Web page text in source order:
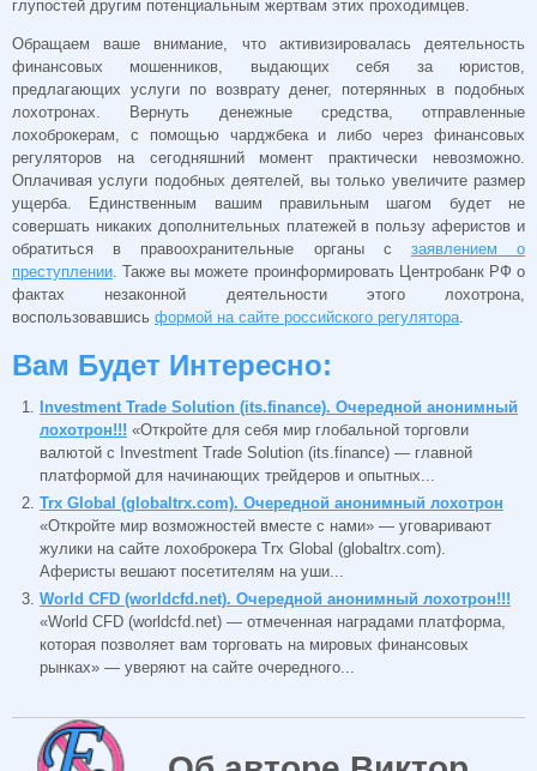
глупостей другим потенциальным жертвам этих проходимцев.
Обращаем ваше внимание, что активизировалась деятельность
финансовых мошенников, выдающих себя за юристов,
предлагающих услуги по возврату денег, потерянных в подобных
лохотронах. Вернуть денежные средства, отправленные
лохоброкерам, с помощью чарджбека и либо через финансовых
регуляторов на сегодняшний момент практически невозможно.
Оплачивая услуги подобных деятелей, вы только увеличите размер
ущерба. Единственным вашим правильным шагом будет не
совершать никаких дополнительных платежей в пользу аферистов и
обратиться в правоохранительные органы с заявлением о
преступлении . Также вы можете проинформировать Центробанк РФ о
фактах незаконной деятельности этого лохотрона,
воспользовавшись формой на сайте российского регулятора
Вам Будет Интересно:
Investment Trade Solution (its.finance). Очередной анонимный
лохотрон!!! «​​Откройте для себя мир глобальной торговли
валютой с Investment Trade Solution (its.finance) — главной
платформой для начинающих трейдеров и опытных...
Trx Global (globaltrx.com). Очередной анонимный лохотрон
«Откройте мир возможностей вместе с нами» — уговаривают
жулики на сайте лохоброкера Trx Global (globaltrx.com).
Аферисты вешают посетителям на уши...
World CFD (worldcfd.net). Очередной анонимный лохотрон!!!
«World CFD (worldcfd.net) — отмеченная наградами платформа,
которая позволяет вам торговать на мировых финансовых
рынках» — уверяют на сайте очередного...